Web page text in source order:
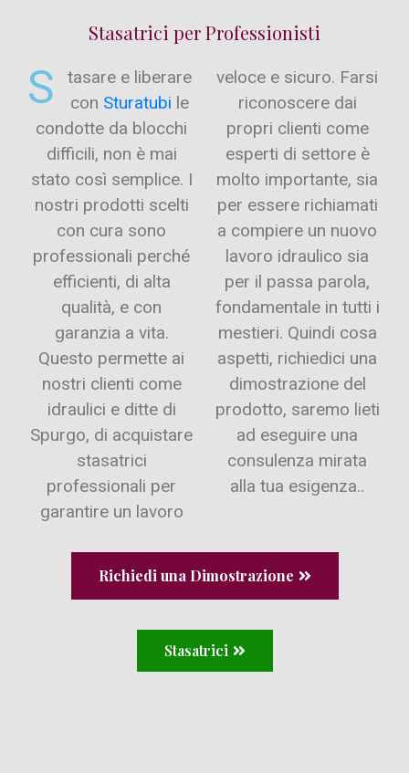
Stasatrici per Professionisti
S
tasare e liberare
con Sturatubi le
condotte da blocchi
difficili, non è mai
stato così semplice. I
nostri prodotti scelti
con cura sono
professionali perché
efficienti, di alta
qualità, e con
garanzia a vita.
Questo permette ai
nostri clienti come
idraulici e ditte di
Spurgo, di acquistare
stasatrici
professionali per
garantire un lavoro
veloce e sicuro. Farsi
riconoscere dai
propri clienti come
esperti di settore è
molto importante, sia
per essere richiamati
a compiere un nuovo
lavoro idraulico sia
per il passa parola,
fondamentale in tutti i
mestieri. Quindi cosa
aspetti, richiedici una
dimostrazione del
prodotto, saremo lieti
ad eseguire una
consulenza mirata
alla tua esigenza..
Richiedi una Dimostrazione
Stasatrici